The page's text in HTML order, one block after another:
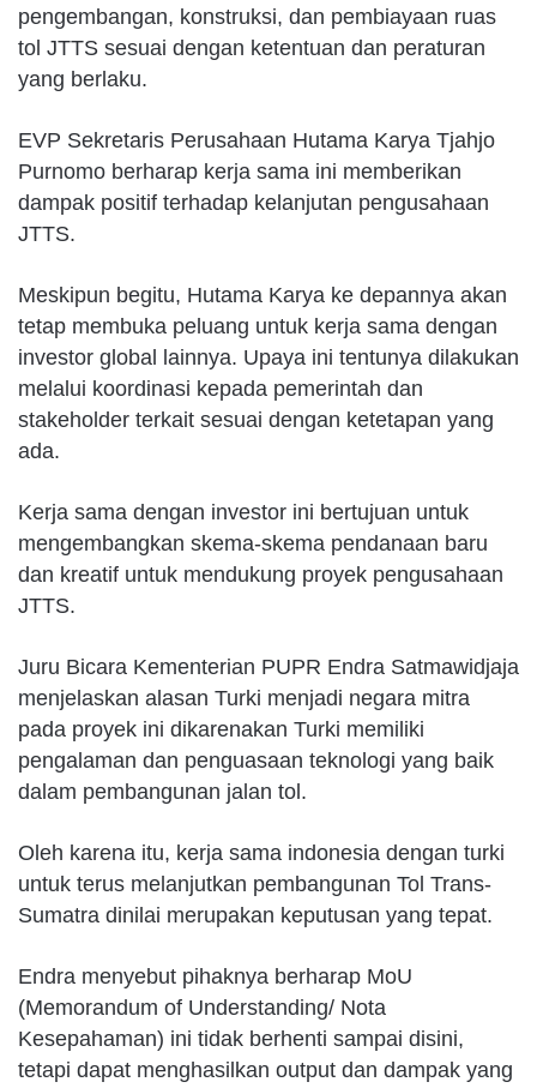
pengembangan, konstruksi, dan pembiayaan ruas
tol JTTS sesuai dengan ketentuan dan peraturan
yang berlaku.
EVP Sekretaris Perusahaan Hutama Karya Tjahjo
Purnomo berharap kerja sama ini memberikan
dampak positif terhadap kelanjutan pengusahaan
JTTS.
Meskipun begitu, Hutama Karya ke depannya akan
tetap membuka peluang untuk kerja sama dengan
investor global lainnya. Upaya ini tentunya dilakukan
melalui koordinasi kepada pemerintah dan
stakeholder terkait sesuai dengan ketetapan yang
ada.
Kerja sama dengan investor ini bertujuan untuk
mengembangkan skema-skema pendanaan baru
dan kreatif untuk mendukung proyek pengusahaan
JTTS.
Juru Bicara Kementerian PUPR Endra Satmawidjaja
menjelaskan alasan Turki menjadi negara mitra
pada proyek ini dikarenakan Turki memiliki
pengalaman dan penguasaan teknologi yang baik
dalam pembangunan jalan tol.
Oleh karena itu, kerja sama indonesia dengan turki
untuk terus melanjutkan pembangunan Tol Trans-
Sumatra dinilai merupakan keputusan yang tepat.
Endra menyebut pihaknya berharap MoU
(Memorandum of Understanding/ Nota
Kesepahaman) ini tidak berhenti sampai disini,
tetapi dapat menghasilkan output dan dampak yang